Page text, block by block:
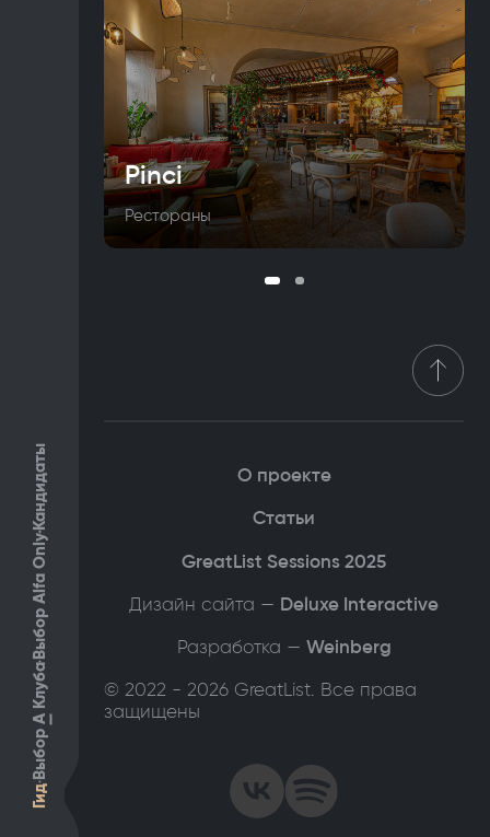
Гид
Выбор
А
Клуба
Выбор Alfa Only
Кандидаты
Pinci
Рестораны
© 2022 - 2026 GreatList. Все права
защищены
О проекте
Статьи
GreatList Sessions 2025
Дизайн сайта — Deluxe Interactive
Разработка — Weinberg